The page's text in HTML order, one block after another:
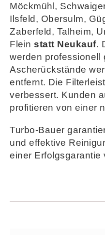
Möckmühl,
Ilsfeld, Obersulm,
Zaberfeld, Talheim,
Flein statt Neukauf.
werden professionell
Ascherückstände
entfernt. Die
verbessert. Kunden
profitieren von einer
Turbo-Bauer
und effektive
einer Erfolgsgarantie